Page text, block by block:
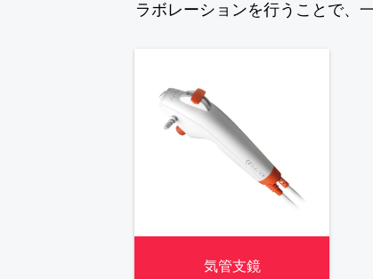
ラボレーションを行うことで、
気管支鏡